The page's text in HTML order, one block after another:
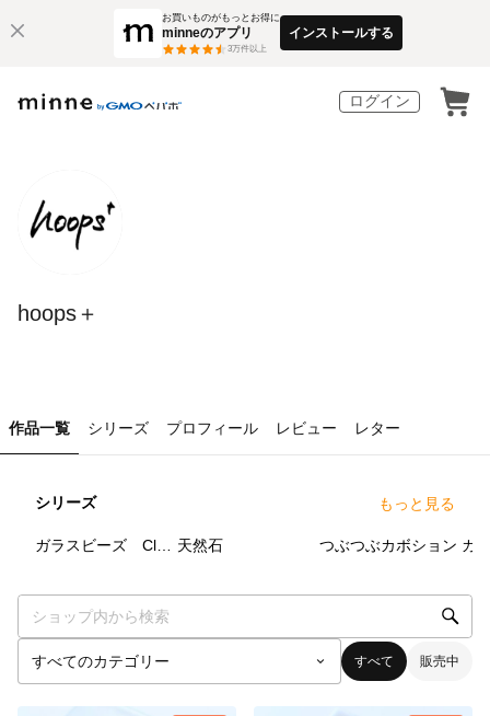
お買いものがもっとお得に
minneのアプリ
3万件以上
インストールする
ログイン
hoops＋
作品一覧 シリーズ プロフィール レビュー レター
シリーズ もっと見る
天然石 つぶつぶカボション
すべて 販売中